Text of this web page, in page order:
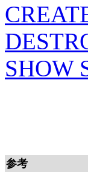
SHOW
参考